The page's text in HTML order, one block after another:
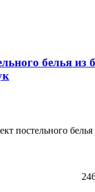
белья из
постельного белья